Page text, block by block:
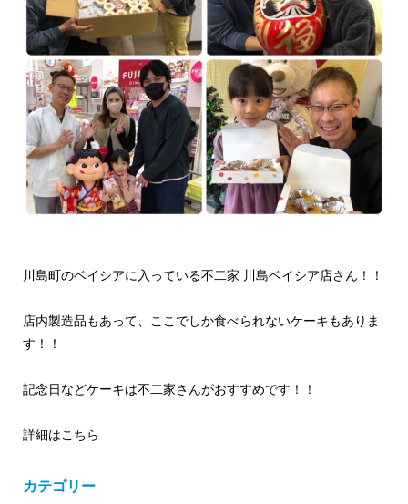
川島町のベイシアに入っている不二家 川島ベイシア店さん！！
店内製造品もあって、ここでしか食べられないケーキもありま
す！！
記念日などケーキは不二家さんがおすすめです！！
詳細はこちら
カテゴリー